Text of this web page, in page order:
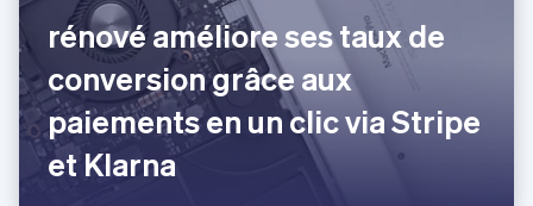
rénové améliore ses taux de
conversion grâce aux
paiements en un clic via Stripe
et Klarna
Gibraltar
English
Grèce
English
Hongrie
English
Inde
English